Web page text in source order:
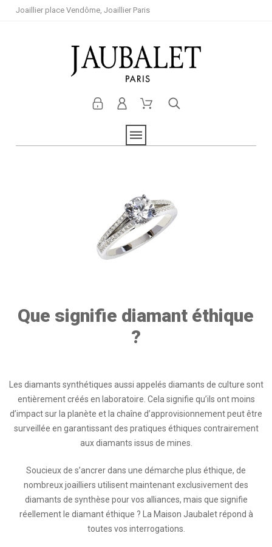
Joaillier place Vendôme, Joaillier Paris
Que signifie diamant éthique
?
Les diamants synthétiques aussi appelés diamants de culture sont
entièrement créés en laboratoire. Cela signifie qu’ils ont moins
d’impact sur la planète et la chaîne d’approvisionnement peut être
surveillée en garantissant des pratiques éthiques contrairement
aux diamants issus de mines.
Soucieux de s’ancrer dans une démarche plus éthique, de
nombreux joailliers utilisent maintenant exclusivement des
diamants de synthèse pour vos alliances, mais que signifie
réellement le diamant éthique ? La Maison Jaubalet répond à
toutes vos interrogations.